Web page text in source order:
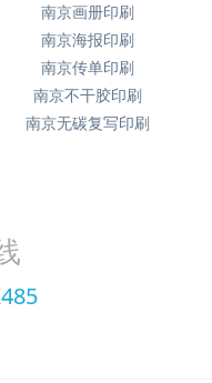
南京画册印刷
南京海报印刷
南京传单印刷
南京不干胶印刷
南京无碳复写印刷